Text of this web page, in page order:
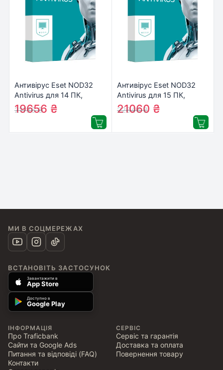
Антивірус Eset NOD32
Antivirus для 14 ПК,
лицензия на 3year
(16_14_3)
21136₴
19656 ₴
Антивірус Eset NOD32
Antivirus для 15 ПК,
лицензия на 3year
(16_15_3)
22646₴
21060 ₴
МИ В СОЦМЕРЕЖАХ
ВСТАНОВІТЬ ЗАСТОСУНОК
Завантажити в
App Store
Доступно в
Google Play
ІНФОРМАЦІЯ
Про Traficbank
Сайти та Google Ads
Питання та відповіді (FAQ)
Контакти
СЕРВІС
Сервіс та гарантія
Доставка та оплата
Повернення товару